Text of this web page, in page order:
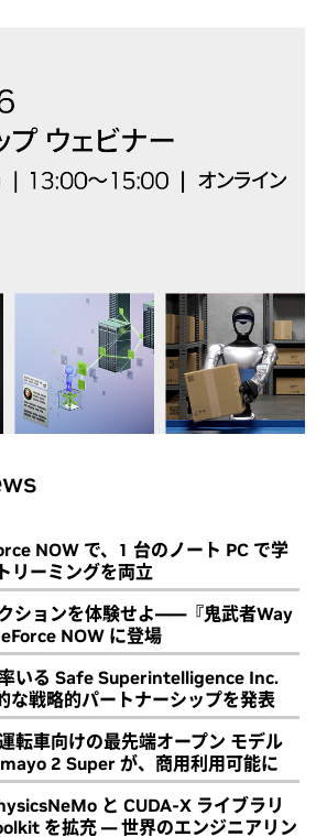
NOW で、1 台のノート PC で学
リーミングを両立
ションを体験せよ――『鬼武者Way
NOW に登場
いる Safe Superintelligence Inc.
な戦略的パートナーシップを発表
転車向けの最先端オープン モデル
2 Super が、商用利用可能に
と CUDA-X ライブラリ
を拡充 ― 世界のエンジニアリン